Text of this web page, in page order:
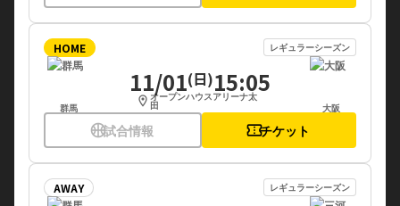
HOME レギュラーシーズン
群馬
11/01(日)15:05
location_on オープンハウスアリーナ太
田 大阪
sports_basketball試合情報 confirmation_numberチケット
AWAY レギュラーシーズン